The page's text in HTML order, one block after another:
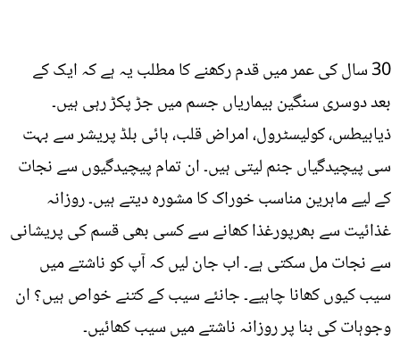
30 سال کی عمر میں قدم رکھنے کا مطلب یہ ہے کہ ایک کے
بعد دوسری سنگین بیماریاں جسم میں جڑ پکڑ رہی ہیں۔
ذیابیطس، کولیسٹرول، امراض قلب، ہائی بلڈ پریشر سے بہت
سی پیچیدگیاں جنم لیتی ہیں۔ ان تمام پیچیدگیوں سے نجات
کے لیے ماہرین مناسب خوراک کا مشورہ دیتے ہیں۔ روزانہ
غذائیت سے بھرپورغذا کھانے سے کسی بھی قسم کی پریشانی
سے نجات مل سکتی ہے۔ اب جان لیں کہ آپ کو ناشتے میں
سیب کیوں کھانا چاہیے۔ جانئے سیب کے کتنے خواص ہیں؟ ان
وجوہات کی بنا پر روزانہ ناشتے میں سیب کھائیں۔